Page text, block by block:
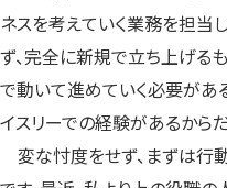
ネスを考えていく業務を担当
ず、完全に新規で立ち上げる
で動いて進めていく必要があ
イスリーでの経験があるから
変な忖度をせず、まずは行